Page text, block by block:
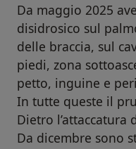
Da maggio 2025
disidrosico sul
delle braccia, sul
piedi, zona
petto, inguine e
In tutte queste il
Dietro
Da dicembre sono